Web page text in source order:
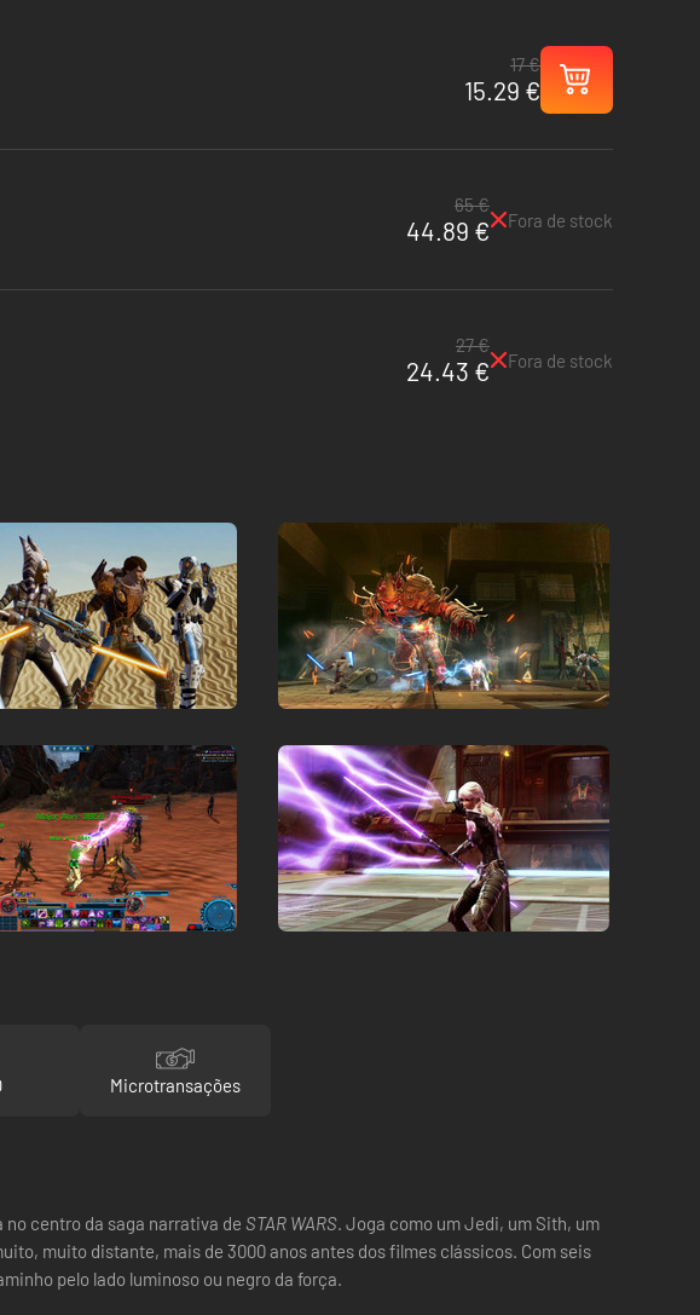
17 €
15.29 €
65 €
44.89 € Fora de stock
27 €
24.43 € Fora de stock
Microtransações
centro da saga narrativa de STAR WARS. Joga como um Jedi, um Sith, um
muito distante, mais de 3000 anos antes dos filmes clássicos. Com seis
pelo lado luminoso ou negro da força.